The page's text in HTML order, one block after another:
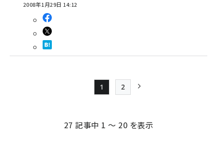
2008年1月29日 14:12
ジ
Page
1
Page
2
27 記事中 1 ～ 20 を表示